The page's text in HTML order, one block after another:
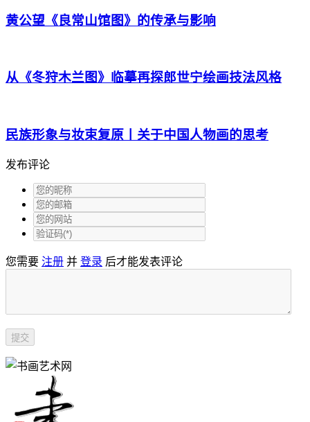
黄公望《良常山馆图》的传承与影响
从《冬狩木兰图》临摹再探郎世宁绘画技法风格
民族形象与妆束复原丨关于中国人物画的思考
发布评论
您需要 注册 并 登录 后才能发表评论